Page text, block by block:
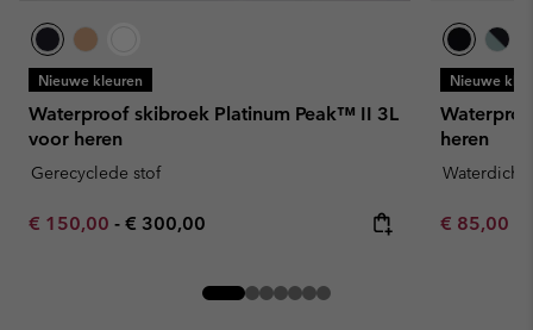
Nieuwe kleuren
Waterproof skibroek Platinum Peak™ II 3L
voor heren
Gerecyclede stof
Minimum sale price:
€ 150,00 - Maximum price:
€ 300,00
Nieuwe
heren
Waterdicht
Minimum
€ 85,00